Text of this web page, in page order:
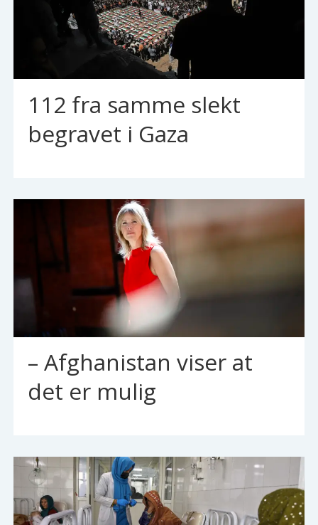
112 fra samme slekt
begravet i Gaza
– Afghanistan viser at
det er mulig